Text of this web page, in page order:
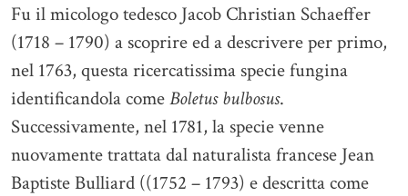
Fu il micologo tedesco Jacob Christian Schaeffer
(1718 – 1790) a scoprire ed a descrivere per primo,
nel 1763, questa ricercatissima specie fungina
identificandola comeBoletus bulbosus.
Successivamente, nel 1781, la specie venne
nuovamente trattata dal naturalista francese Jean
Baptiste Bulliard ((1752 – 1793) e descritta come